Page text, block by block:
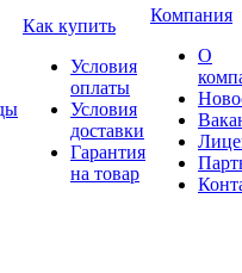
Как купить
Условия
оплаты
Условия
доставки
Гарантия
на товар
Компания
О